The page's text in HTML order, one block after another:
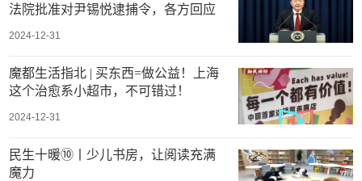
法院批准对尹锡悦逮捕令，各方回应
2024-12-31
魔都生活指北 | 买东西=做公益！上海
这个治愈系小超市，不可错过！
2024-12-31
民生十暖⑩丨少儿书房，让阅读充满
魔力